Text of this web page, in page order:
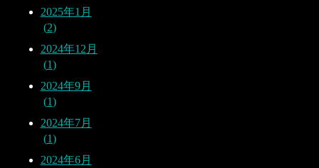
2025年1月
2
2024年12月
1
2024年9月
1
2024年7月
1
2024年6月